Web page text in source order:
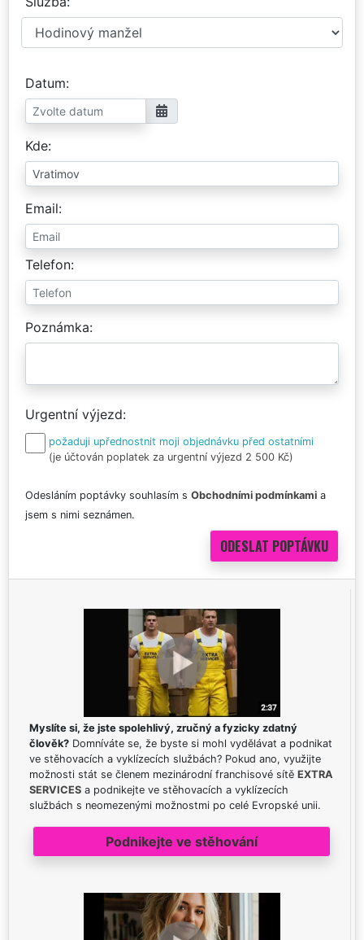
Datum
Kde
Email
Telefon
Poznámka
Urgentní výjezd
požaduji upřednostnit moji objednávku před ostatními
(je účtován poplatek za urgentní výjezd 2 500 Kč)
Odesláním poptávky souhlasím s Obchodními podmínkami a
jsem s nimi seznámen.
Myslíte si, že jste spolehlivý, zručný a fyzicky zdatný
člověk? Domníváte se, že byste si mohl vydělávat a podnikat
ve stěhovacích a vyklízecích službách? Pokud ano, využijte
možnosti stát se členem mezinárodní franchisové sítě EXTRA
SERVICES a podnikejte ve stěhovacích a vyklízecích
službách s neomezenými možnostmi po celé Evropské unii.
Podnikejte ve stěhování